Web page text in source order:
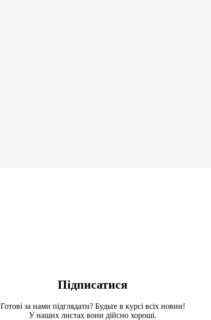
Підписатися
Готові за нами підглядати? Будьте в курсі всіх новин!
У наших листах вони дійсно хороші.